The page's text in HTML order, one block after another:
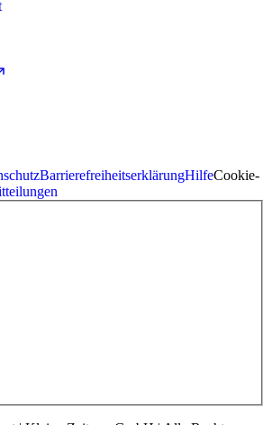
BarrierefreiheitserklärungHilfeCookie-